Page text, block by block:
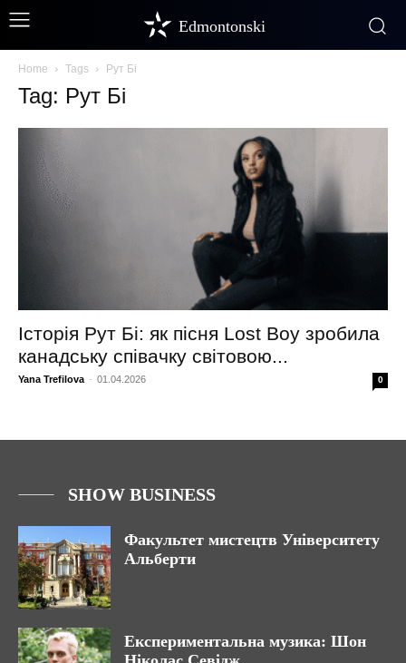
Edmontonski
Home Tags Рут Бі
Tag: Рут Бі
Історія Рут Бі: як пісня Lost Boy зробила
канадську співачку світовою...
Yana Trefilova - 01.04.2026 0
SHOW BUSINESS
Факультет мистецтв Університету
Альберти
Експериментальна музика: Шон